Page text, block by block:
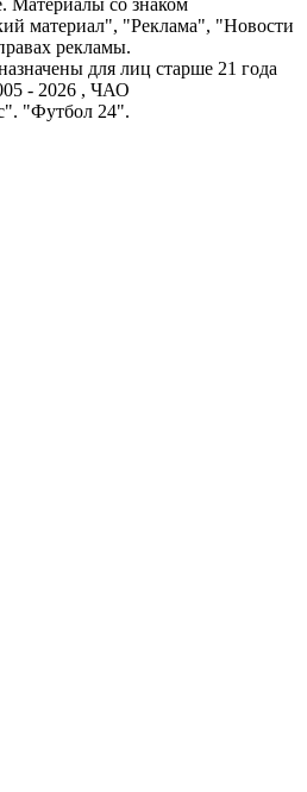
Материалы со знаком
материал", "Реклама", "Новости
рекламы.
для лиц старше 21 года
- 2026 , ЧАО
"Футбол 24".